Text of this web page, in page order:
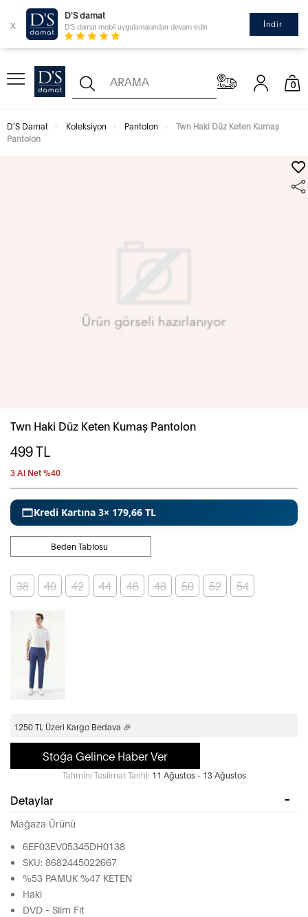
x
D'S damat
D'S damat mobil uygulamasından devam edin İndir
0
D'S Damat Koleksiyon Pantolon
Twn Haki Düz Keten Kumaş
Pantolon
Twn Haki Düz Keten Kumaş Pantolon
499TL
3 Al Net %40
Kredi Kartına 3× 179,66 TL
Beden Tablosu
38 40 42 44 46 48 50 52 54
1250 TL Üzeri Kargo Bedava 🎉
Stoğa Gelince Haber Ver
Tahmini Teslimat Tarihi: 11 Ağustos - 13 Ağustos
Detaylar
Mağaza Ürünü
6EF03EV05345DH0138
SKU: 8682445022667
%53 PAMUK %47 KETEN
Haki
DVD - Slim Fit